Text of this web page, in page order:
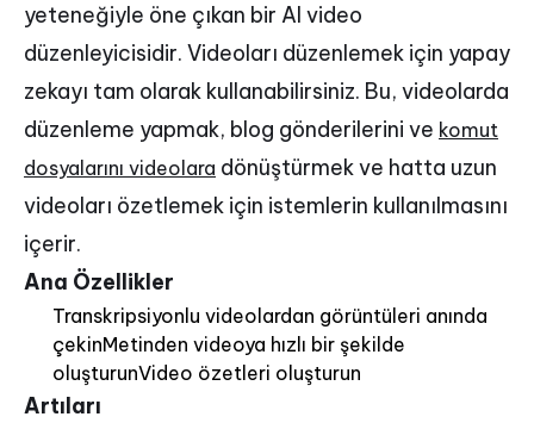
yeteneğiyle öne çıkan bir AI video
düzenleyicisidir. Videoları düzenlemek için yapay
zekayı tam olarak kullanabilirsiniz. Bu, videolarda
düzenleme yapmak, blog gönderilerini ve komut
dosyalarını videolara dönüştürmek ve hatta uzun
videoları özetlemek için istemlerin kullanılmasını
içerir.
Ana Özellikler
Transkripsiyonlu videolardan görüntüleri anında
çekinMetinden videoya hızlı bir şekilde
oluşturunVideo özetleri oluşturun
Artıları